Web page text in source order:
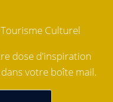
Culturel
dose d'inspiration
votre boîte mail.